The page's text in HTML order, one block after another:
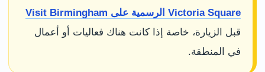
Victoria Square الرسمية على Visit Birmingham
قبل الزيارة، خاصة إذا كانت هناك فعاليات أو أعمال
في المنطقة.